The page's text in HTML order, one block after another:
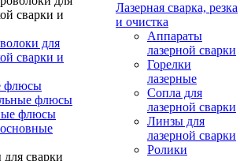
для
сварки и
флюсы
флюсы
флюсы
Лазерная сварка, резка
и очистка
Аппараты
лазерной сварки
Горелки
лазерные
Сопла для
лазерной сварки
Линзы для
лазерной сварки
Ролики